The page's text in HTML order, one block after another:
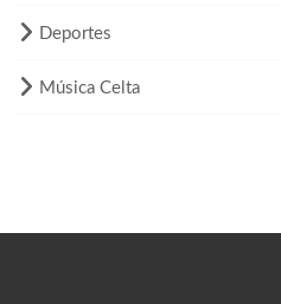
Deportes
Música Celta